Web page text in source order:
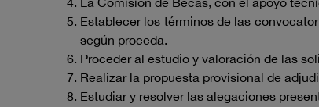
Establecer los términos de las
según proceda.
Proceder al estudio y valoración de las
Realizar la propuesta provisional de
Estudiar y resolver las alegaciones